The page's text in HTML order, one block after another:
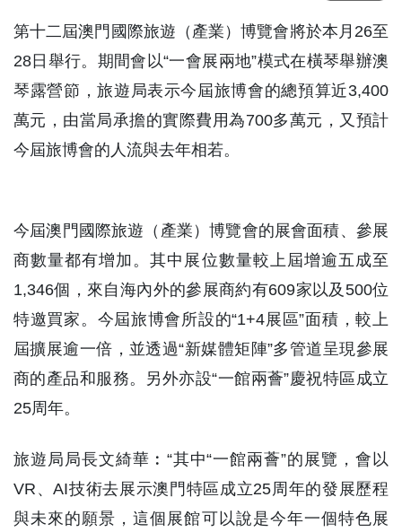
第十二屆澳門國際旅遊（產業）博覽會將於本月26至
28日舉行。期間會以“一會展兩地”模式在橫琴舉辦澳
琴露營節，旅遊局表示今屆旅博會的總預算近3,400
萬元，由當局承擔的實際費用為700多萬元，又預計
今屆旅博會的人流與去年相若。
今屆澳門國際旅遊（產業）博覽會的展會面積、參展
商數量都有增加。其中展位數量較上屆增逾五成至
1,346個，來自海內外的參展商約有609家以及500位
特邀買家。今屆旅博會所設的“1+4展區”面積，較上
屆擴展逾一倍，並透過“新媒體矩陣”多管道呈現參展
商的產品和服務。另外亦設“一館兩薈”慶祝特區成立
25周年。
旅遊局局長文綺華︰“其中“一館兩薈”的展覽，會以
VR、AI技術去展示澳門特區成立25周年的發展歷程
與未來的願景，這個展館可以說是今年一個特色展